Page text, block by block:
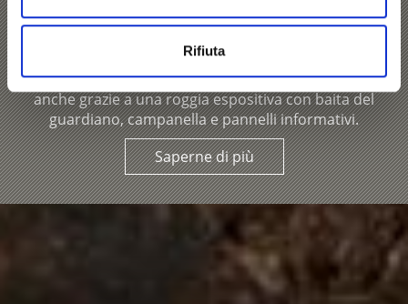
Rifiuta
Un pezzo di cultura locale: la mostra permanente,
questo sistema di irrigazione così caratteristico e la flora
e fauna presenti lungo i corsi d’acqua. Il passato rivive
anche grazie a una roggia espositiva con baita del
guardiano, campanella e pannelli informativi.
Saperne di più